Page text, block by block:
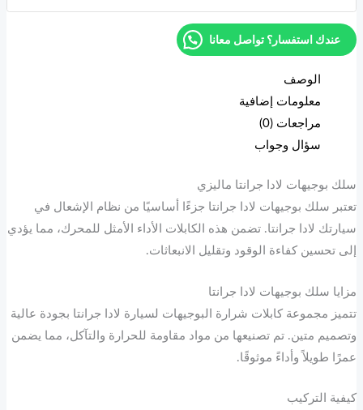
عندك استفسار؟ تواصل معانا
الوصف
معلومات إضافية
مراجعات (0)
سؤال وجواب
سلك بوجيهات لادا جرانتا ماليزي
تعتبر سلك بوجيهات لادا جرانتا جزءًا أساسيًا من نظام الإشعال في
سيارتك لادا جرانتا. تضمن هذه الكابلات الأداء الأمثل للمحرك، مما يؤدي
إلى تحسين كفاءة الوقود وتقليل الانبعاثات.
مزايا سلك بوجيهات لادا جرانتا
تتميز مجموعة كابلات شرارة البوجيهات لسيارة لادا جرانتا بجودة عالية
وتصميم متين. تم تصنيعها من مواد مقاومة للحرارة والتآكل، مما يضمن
عمرًا طويلاً وأداءً موثوقًا.
كيفية التركيب